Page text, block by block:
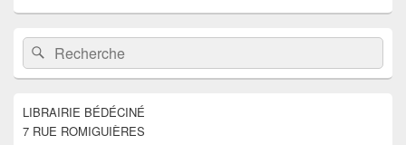
Zone
principale
de
widget
barre
Recherche :Rechercher
LIBRAIRIE BÉDÉCINÉ
7 RUE ROMIGUIÈRES